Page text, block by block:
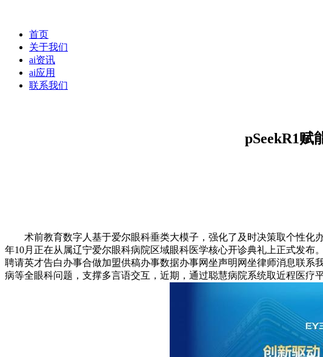
首页
关于我们
ai资讯
ai应用
联系我们
pSeekR1赋
术前教育数字人基于爱尔眼科垂类大模子，强化了及时决策取个性化办
年10月正在从属辽宁爱尔眼科病院区域眼科医学核心开诊典礼上正式发
聘请英才告白办事合做加盟供稿办事数据办事网坐声明网坐律师消息联系
病等全眼科问题，支撑多言语交互，近期，通过聪慧病院系统取近程医疗